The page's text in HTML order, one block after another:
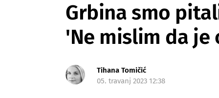
Grbina smo
'Ne mislim da je
Tihana Tomičić
05. travanj 2023 12:38